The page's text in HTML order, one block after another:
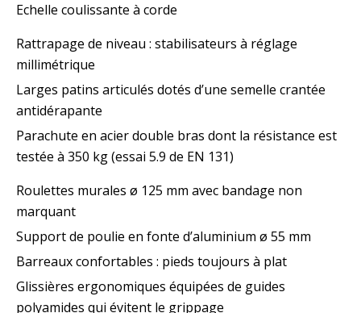
Echelle coulissante à corde
Rattrapage de niveau : stabilisateurs à réglage
millimétrique
Larges patins articulés dotés d’une semelle crantée
antidérapante
Parachute en acier double bras dont la résistance est
testée à 350 kg (essai 5.9 de EN 131)
Roulettes murales ø 125 mm avec bandage non
marquant
Support de poulie en fonte d’aluminium ø 55 mm
Barreaux confortables : pieds toujours à plat
Glissières ergonomiques équipées de guides
polyamides qui évitent le grippage